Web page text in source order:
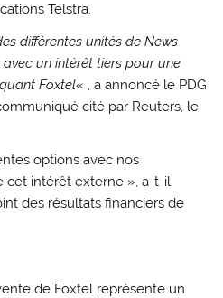
Telstra.
différentes unités de News
un intérêt tiers pour une
Foxtel« , a annoncé le PDG
cité par Reuters, le
options avec nos
cet intérêt externe », a-t-il
des résultats financiers de
de Foxtel représente un